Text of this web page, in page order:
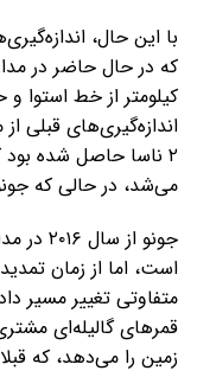
با این حال،
می‌شد، در حالی که جونو توانسته ۲۶
جونو
متفاوتی تغییر مسیر
قمرهای گالیله‌ای
زمین را می‌دهد، که